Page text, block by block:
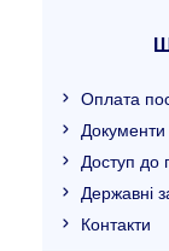
Оплата
Документи
Доступ до
Державні
Контакти